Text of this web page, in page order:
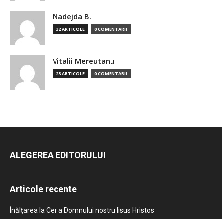
Nadejda B.
32 ARTICOLE 0 COMENTARII
Vitalii Mereutanu
23 ARTICOLE 0 COMENTARII
ALEGEREA EDITORULUI
Articole recente
Înălțarea la Cer a Domnului nostru Iisus Hristos